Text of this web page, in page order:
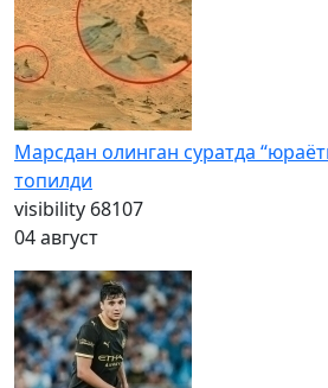
Марсдан олинган суратда
топилди
visibility 68107
04 август